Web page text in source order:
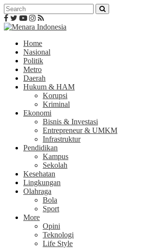
Home
Nasional
Politik
Metro
Daerah
Hukum & HAM
Korupsi
Kriminal
Ekonomi
Bisnis & Investasi
Entrepreneur & UMKM
Infrastruktur
Pendidikan
Kampus
Sekolah
Kesehatan
Lingkungan
Olahraga
Bola
Sport
More
Opini
Teknologi
Life Style